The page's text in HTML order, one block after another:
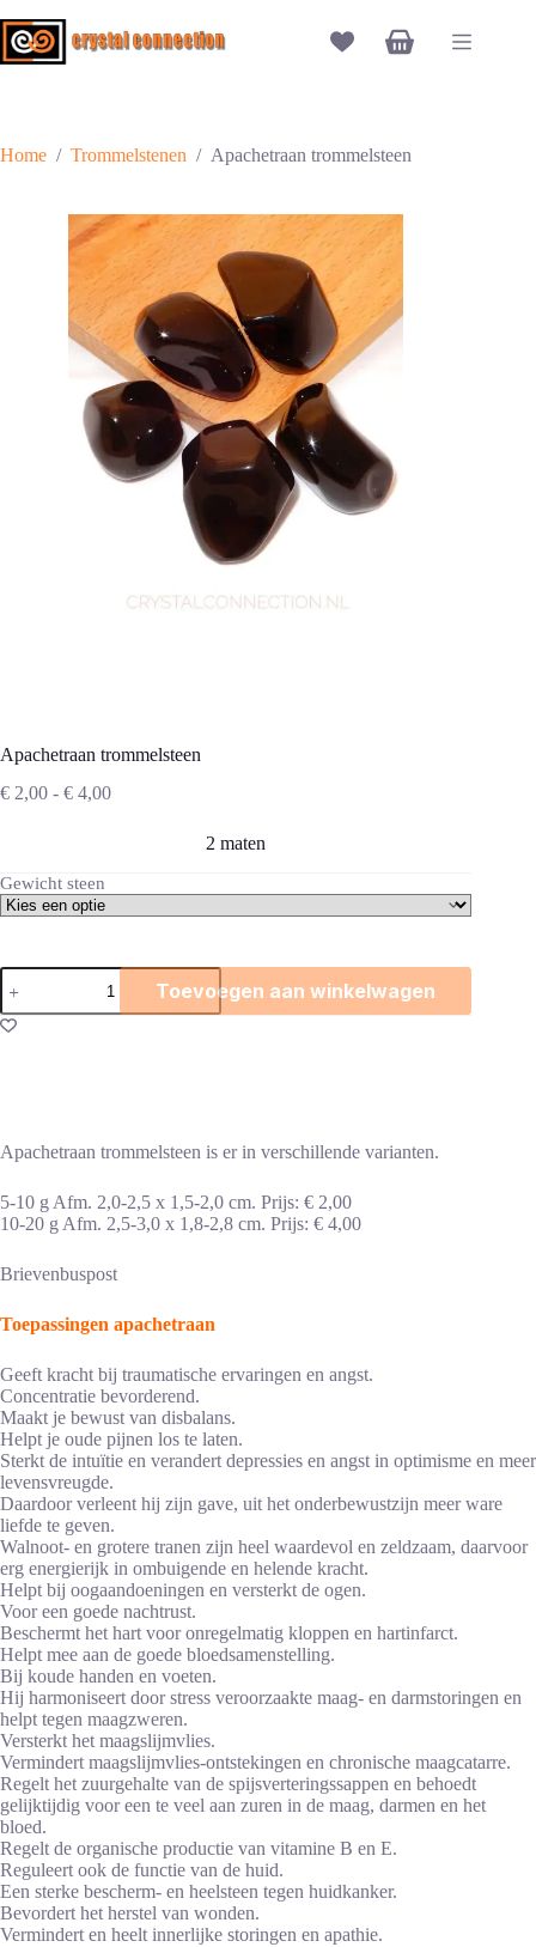
naar
de
Winkelwagen
Home / Trommelstenen / Apachetraan trommelsteen
Apachetraan trommelsteen
€ 2,00 - € 4,00Prijsklasse:
2 maten
Gewicht steen
Apachetraan
trommelsteen
aantal
Toevoegen aan winkelwagen
Apachetraan trommelsteen is er in verschillende varianten.
5-10 g Afm. 2,0-2,5 x 1,5-2,0 cm. Prijs: € 2,00
10-20 g Afm. 2,5-3,0 x 1,8-2,8 cm. Prijs: € 4,00
Brievenbuspost
Toepassingen apachetraan
Geeft kracht bij traumatische ervaringen en angst.
Concentratie bevorderend.
Maakt je bewust van disbalans.
Helpt je oude pijnen los te laten.
Sterkt de intuïtie en verandert depressies en angst in optimisme en meer
levensvreugde.
Daardoor verleent hij zijn gave, uit het onderbewustzijn meer ware
liefde te geven.
Walnoot- en grotere tranen zijn heel waardevol en zeldzaam, daarvoor
erg energierijk in ombuigende en helende kracht.
Helpt bij oogaandoeningen en versterkt de ogen.
Voor een goede nachtrust.
Beschermt het hart voor onregelmatig kloppen en hartinfarct.
Helpt mee aan de goede bloedsamenstelling.
Bij koude handen en voeten.
Hij harmoniseert door stress veroorzaakte maag- en darmstoringen en
helpt tegen maagzweren.
Versterkt het maagslijmvlies.
Vermindert maagslijmvlies-ontstekingen en chronische maagcatarre.
Regelt het zuurgehalte van de spijsverteringssappen en behoedt
gelijktijdig voor een te veel aan zuren in de maag, darmen en het
bloed.
Regelt de organische productie van vitamine B en E.
Reguleert ook de functie van de huid.
Een sterke bescherm- en heelsteen tegen huidkanker.
Bevordert het herstel van wonden.
Vermindert en heelt innerlijke storingen en apathie.